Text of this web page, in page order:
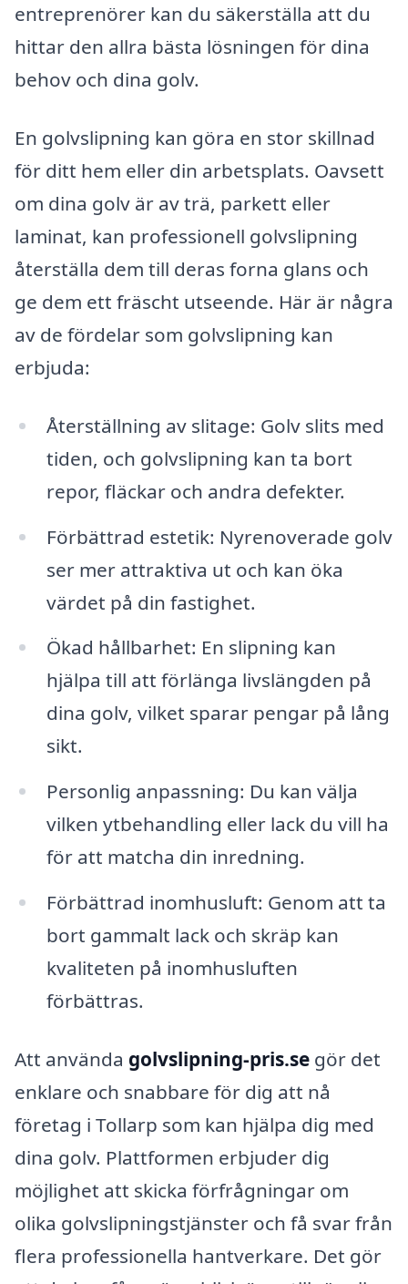
entreprenörer kan du säkerställa att du
hittar den allra bästa lösningen för dina
behov och dina golv.
En golvslipning kan göra en stor skillnad
för ditt hem eller din arbetsplats. Oavsett
om dina golv är av trä, parkett eller
laminat, kan professionell golvslipning
återställa dem till deras forna glans och
ge dem ett fräscht utseende. Här är några
av de fördelar som golvslipning kan
erbjuda:
Återställning av slitage: Golv slits med
tiden, och golvslipning kan ta bort
repor, fläckar och andra defekter.
Förbättrad estetik: Nyrenoverade golv
ser mer attraktiva ut och kan öka
värdet på din fastighet.
Ökad hållbarhet: En slipning kan
hjälpa till att förlänga livslängden på
dina golv, vilket sparar pengar på lång
sikt.
Personlig anpassning: Du kan välja
vilken ytbehandling eller lack du vill ha
för att matcha din inredning.
Förbättrad inomhusluft: Genom att ta
bort gammalt lack och skräp kan
kvaliteten på inomhusluften
förbättras.
Att använda golvslipning-pris.se gör det
enklare och snabbare för dig att nå
företag i Tollarp som kan hjälpa dig med
dina golv. Plattformen erbjuder dig
möjlighet att skicka förfrågningar om
olika golvslipningstjänster och få svar från
flera professionella hantverkare. Det gör